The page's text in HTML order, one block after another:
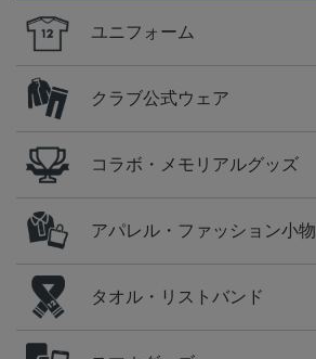
ユニフォーム
クラブ公式ウェア
コラボ・メモリアルグッズ
アパレル・ファッション小物
タオル・リストバンド